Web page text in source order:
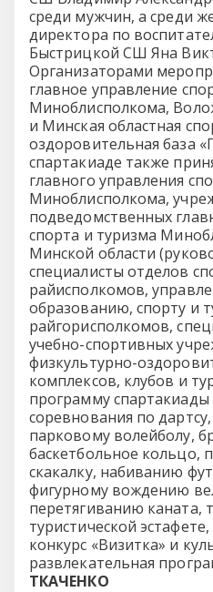
среди мужчин, а среди
директора по
Быстрицкой СШ Яна
Организаторами
главное управление
Миноблисполкома,
и Минская областная
оздоровительная база
спартакиаде также
главного управления
Миноблисполкома,
подведомственных
спорта и туризма
Минской области
специалисты отделов
райисполкомов,
образованию, спорту и
райгорисполкомов,
учебно-спортивных
физкультурно-
комплексов, клубов и
программу
соревнования по
парковому волейболу,
баскетбольное кольцо,
скакалку, набиванию
фигурному вождению
перетягиванию каната,
туристической
конкурс «Визитка» и
развлекательная
ТКАЧЕНКО